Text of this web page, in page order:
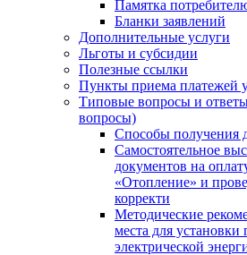
Памятка
Бланки заявлений
Дополнительные услуги
Льготы и субсидии
Полезные ссылки
Пункты приема платежей
Типовые вопросы и
вопросы)
Способы получения
Самостоятельное
документов на
«Отопление» и
корректи
Методические
места для установки
электрической